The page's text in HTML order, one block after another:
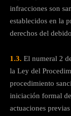
infracciones son
establecidos en la
derechos del
1.3. El numeral 2
la Ley del
procedimiento
iniciación formal
actuaciones